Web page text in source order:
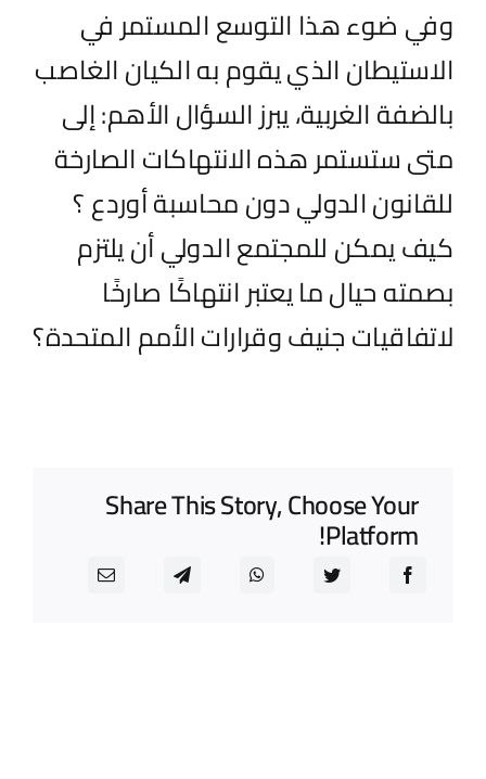
وفي ضوء هذا التوسع المستمر في
الاستيطان الذي يقوم به الكيان الغاصب
بالضفة الغربية، يبرز السؤال الأهم: إلى
متى ستستمر هذه الانتهاكات الصارخة
للقانون الدولي دون محاسبة أوردع ؟
كيف يمكن للمجتمع الدولي أن يلتزم
بصمته حيال ما يعتبر انتهاكًا صارخًا
لاتفاقيات جنيف وقرارات الأمم المتحدة؟
Share This Story, Choose Your
Platform!